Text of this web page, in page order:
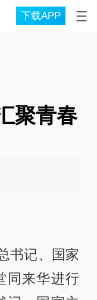
下载APP
聚青春
书记、国家
同来华进行